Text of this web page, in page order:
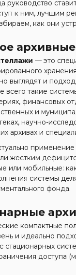
руководство
к ним, лучшим
как они
— это
выглядят и
всего такие
финансовых
и
научно-
архивах и
жестким
или мобильные:
системы
фонда.
компактные
и идеально
стационарных
доступа